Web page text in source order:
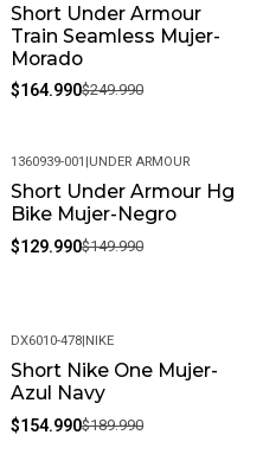
-34%
Short Under Armour
Train Seamless Mujer-
Morado
$164.990$249.990
-13%
1360939-001 |UNDER ARMOUR
Short Under Armour Hg
Bike Mujer-Negro
$129.990$149.990
-18%
DX6010-478|NIKE
Short Nike One Mujer-
Azul Navy
$154.990$189.990